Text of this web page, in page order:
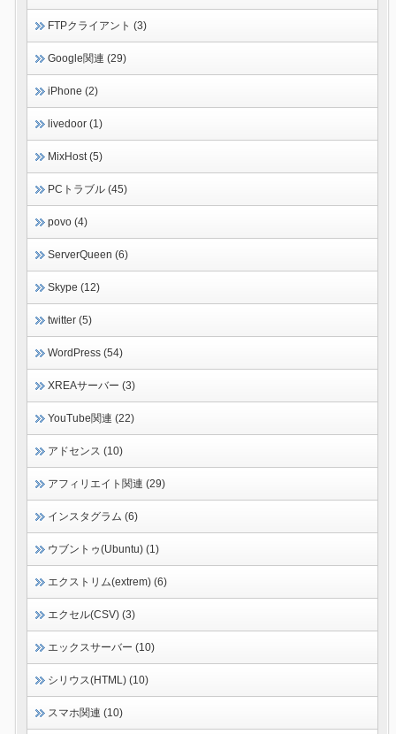
FTPクライアント (3)
Google関連 (29)
iPhone (2)
livedoor (1)
MixHost (5)
PCトラブル (45)
povo (4)
ServerQueen (6)
Skype (12)
twitter (5)
WordPress (54)
XREAサーバー (3)
YouTube関連 (22)
アドセンス (10)
アフィリエイト関連 (29)
インスタグラム (6)
ウブントゥ(Ubuntu) (1)
エクストリム(extrem) (6)
エクセル(CSV) (3)
エックスサーバー (10)
シリウス(HTML) (10)
スマホ関連 (10)